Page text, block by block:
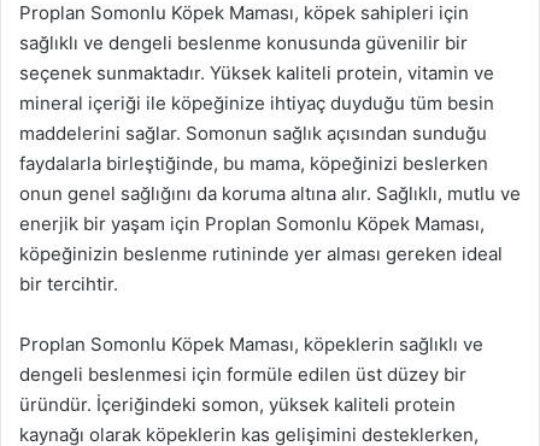
Proplan Somonlu Köpek Maması, köpek sahipleri için
sağlıklı ve dengeli beslenme konusunda güvenilir bir
seçenek sunmaktadır. Yüksek kaliteli protein, vitamin ve
mineral içeriği ile köpeğinize ihtiyaç duyduğu tüm besin
maddelerini sağlar. Somonun sağlık açısından sunduğu
faydalarla birleştiğinde, bu mama, köpeğinizi beslerken
onun genel sağlığını da koruma altına alır. Sağlıklı, mutlu ve
enerjik bir yaşam için Proplan Somonlu Köpek Maması,
köpeğinizin beslenme rutininde yer alması gereken ideal
bir tercihtir.
Proplan Somonlu Köpek Maması, köpeklerin sağlıklı ve
dengeli beslenmesi için formüle edilen üst düzey bir
üründür. İçeriğindeki somon, yüksek kaliteli protein
kaynağı olarak köpeklerin kas gelişimini desteklerken,